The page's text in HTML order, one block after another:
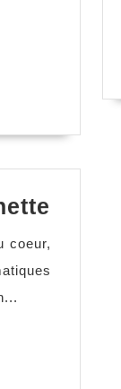
coeur,